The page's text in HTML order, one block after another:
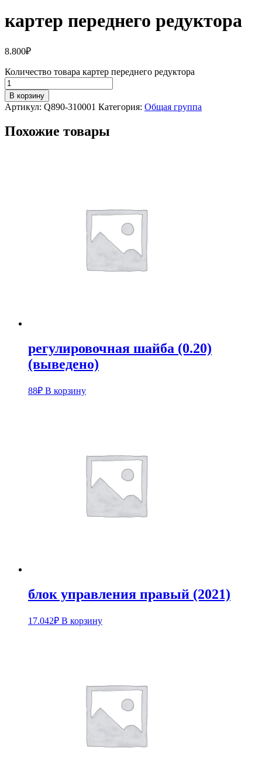
картер переднего редуктора
8.800₽
Количество товара картер переднего редуктора
В корзину
Артикул: Q890-310001 Категория: Общая группа
Похожие товары
регулировочная шайба (0.20)
(выведено)
88₽ В корзину
блок управления правый (2021)
17.042₽ В корзину